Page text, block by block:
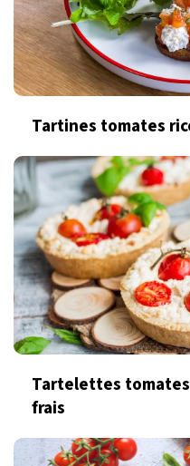
Tartines tomates
Tartelettes
frais